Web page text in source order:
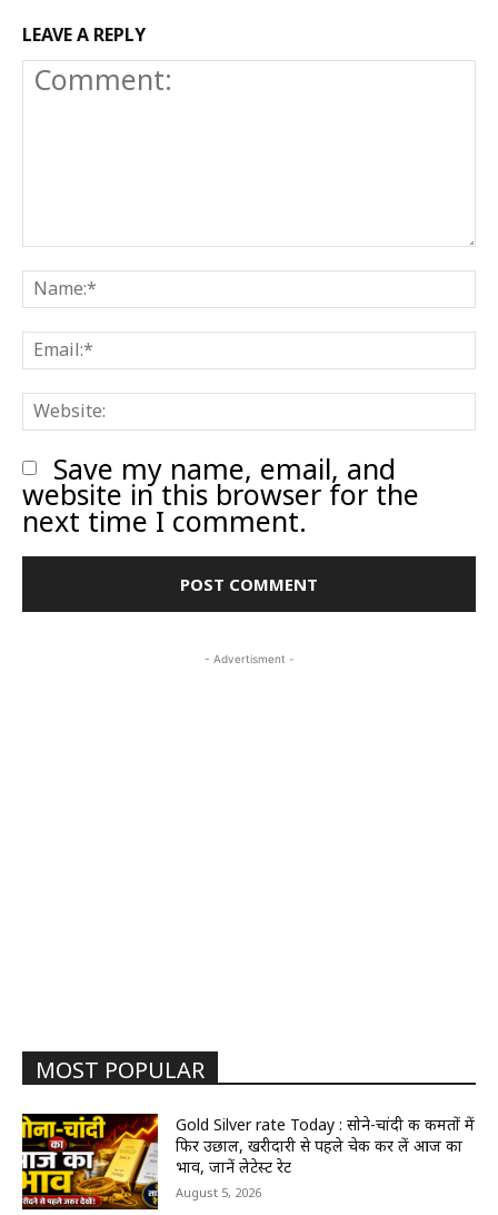
LEAVE A REPLY
Comment:
Save my name, email, and
website in this browser for the
next time I comment.
- Advertisment -
MOST POPULAR
Gold Silver rate Today : सोने-चांदी की कीमतों में
फिर उछाल, खरीदारी से पहले चेक कर लें आज का
भाव, जानें लेटेस्ट रेट
August 5, 2026